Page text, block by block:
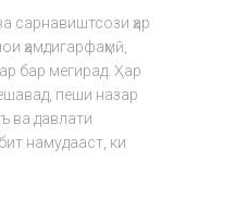
сарнавиштсози ҳар
ҳамдигарфаҳмӣ,
бар мегирад. Ҳар
пеши назар
ва давлати
намудааст, ки